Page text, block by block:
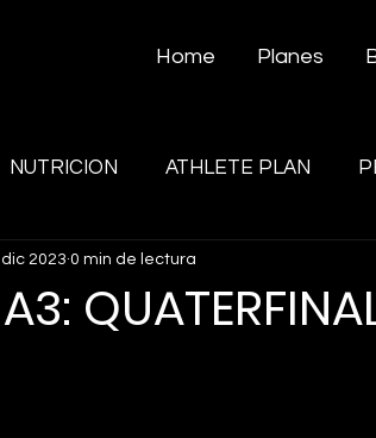
Home Planes
NUTRICION ATHLETE PLAN
dic 2023 0 min de lectura